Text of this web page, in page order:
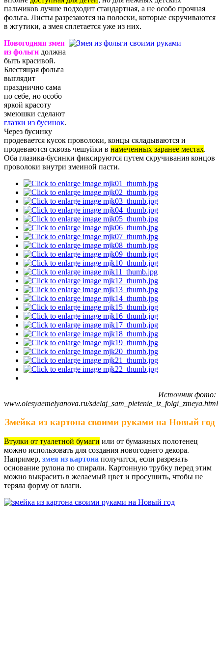
пальчиков лучше подходит стандартная, а не особо прочная
фольга. Листы разрезаются на полоски, которые скручиваются
в жгутики, а змея сплетается уже из них.
Новогодняя змея
из фольги должна
быть красивой.
Блестящая фольга
выглядит
празднично сама
по себе, но особо
яркой красоту
змеюшки сделают
глазки из бусинок.
Через бусинку
продевается кусок проволоки, концы складываются и
продеваются сквозь чешуйки в намеченных заранее местах.
Оба глазика-бусинки фиксируются путем скручивания концов
проволоки внутри змеиной пасти.
Источник фото:
www.olesyaemelyanova.ru/sdelaj_sam_pletenie_iz_folgi_zmeya.html
Змейка из картона своими руками на Новый год
Втулки от туалетной бумаги или от бумажных полотенец
можно использовать для создания новогоднего декора.
Например, змея из картона получится, если разрезать
основание рулона по спирали. Картонную трубку перед этим
можно выкрасить в желаемый цвет и просушить, чтобы не
теряла форму от влаги.